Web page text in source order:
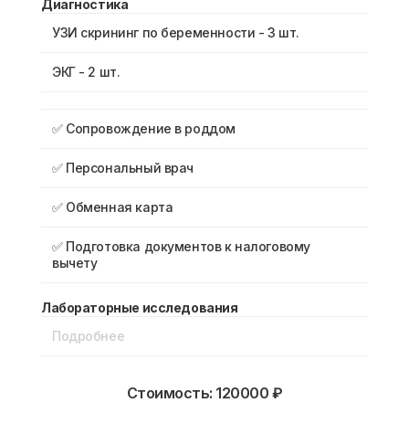
Диагностика
УЗИ скрининг по беременности - 3 шт.
ЭКГ - 2 шт.
✅ Сопровождение в роддом
✅ Персональный врач
✅ Обменная карта
✅ Подготовка документов к налоговому
вычету
Лабораторные исследования
Подробнее
Стоимость: 120000 ₽